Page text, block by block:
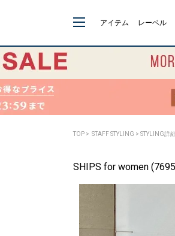
アイテム レーベル
TOP > STAFF STYLING > STYLING詳
SHIPS for women